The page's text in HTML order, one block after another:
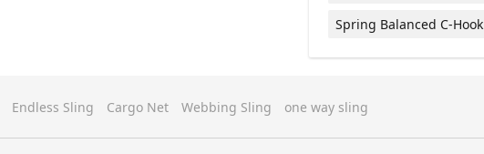
Spring Balanced C-Hook
Endless Sling Cargo Net Webbing Sling one way sling